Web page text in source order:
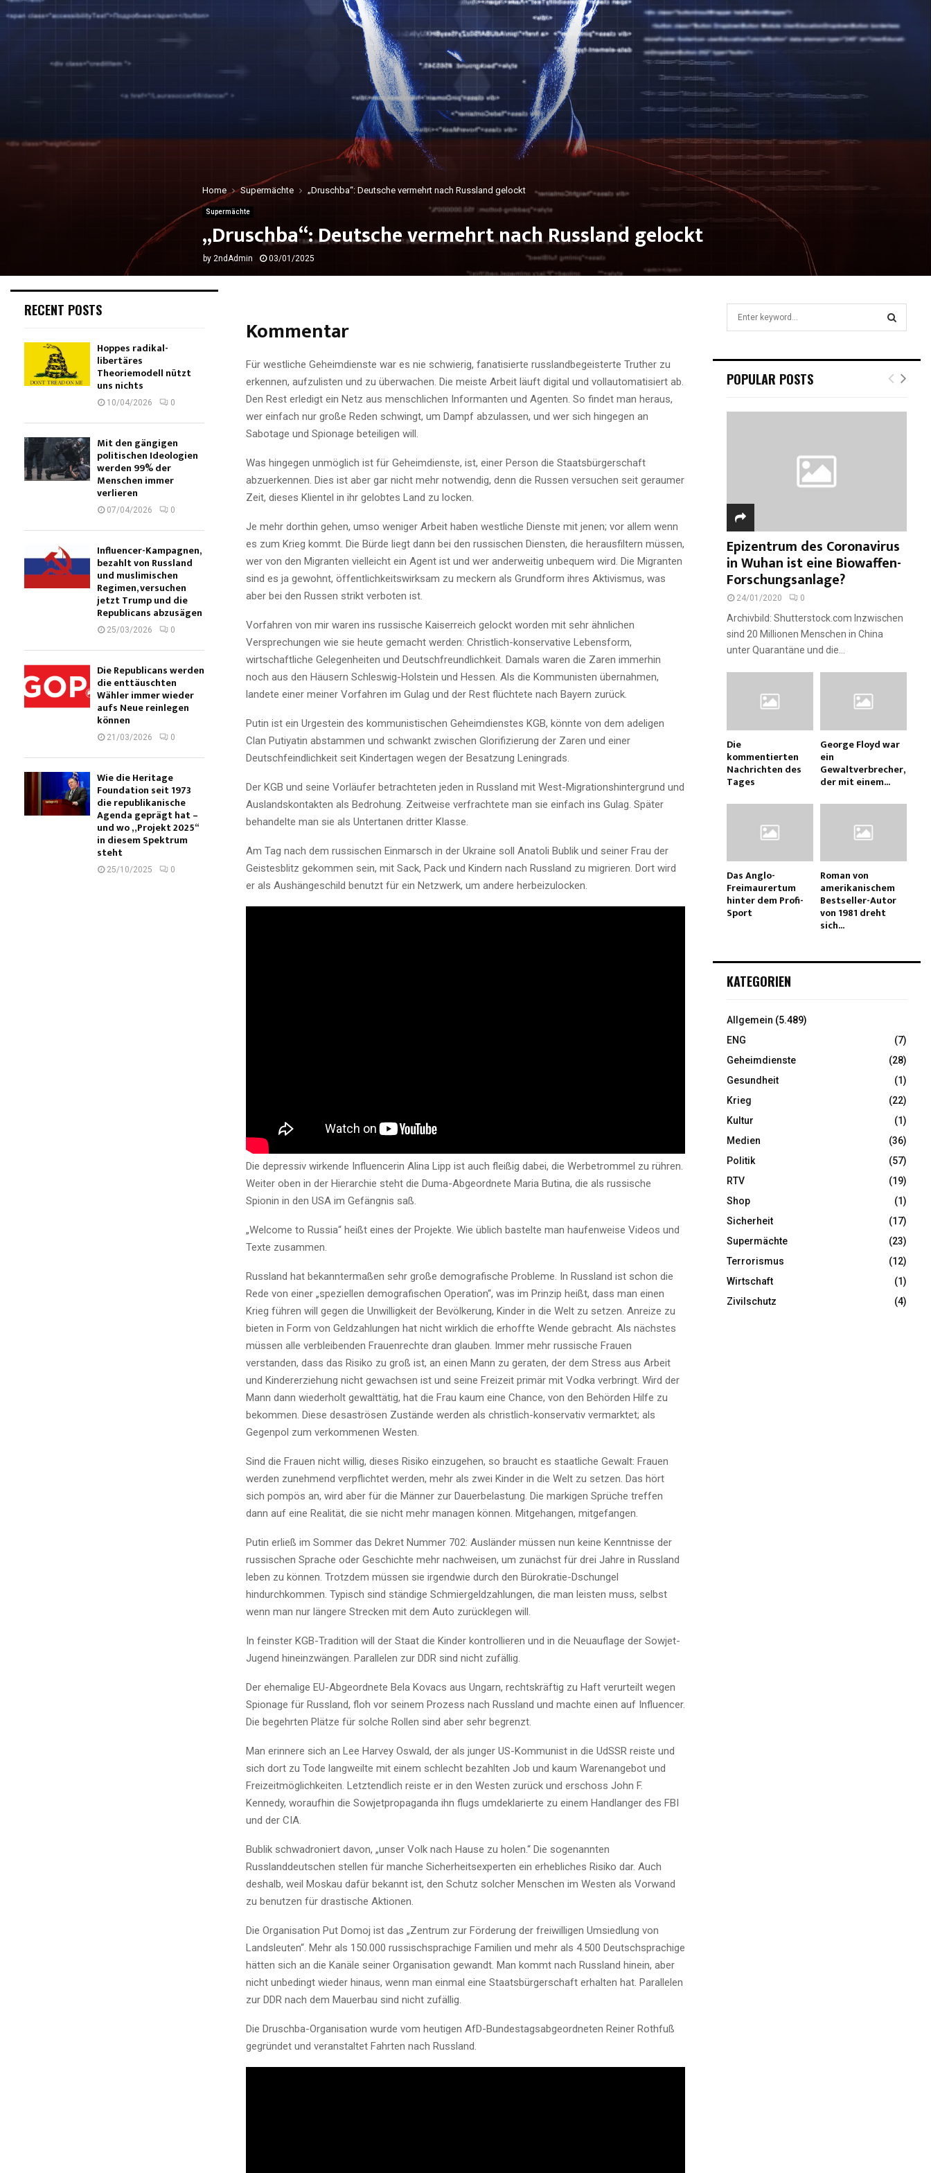
Home Supermächte „Druschba“: Deutsche vermehrt nach Russland gelockt
Supermächte
„Druschba“: Deutsche vermehrt nach Russland gelockt
by 2ndAdmin 03/01/2025
Kommentar
Für westliche Geheimdienste war es nie schwierig, fanatisierte russlandbegeisterte Truther zu
erkennen, aufzulisten und zu überwachen. Die meiste Arbeit läuft digital und vollautomatisiert ab.
Den Rest erledigt ein Netz aus menschlichen Informanten und Agenten. So findet man heraus,
wer einfach nur große Reden schwingt, um Dampf abzulassen, und wer sich hingegen an
Sabotage und Spionage beteiligen will.
Was hingegen unmöglich ist für Geheimdienste, ist, einer Person die Staatsbürgerschaft
abzuerkennen. Dies ist aber gar nicht mehr notwendig, denn die Russen versuchen seit geraumer
Zeit, dieses Klientel in ihr gelobtes Land zu locken.
Je mehr dorthin gehen, umso weniger Arbeit haben westliche Dienste mit jenen; vor allem wenn
es zum Krieg kommt. Die Bürde liegt dann bei den russischen Diensten, die herausfiltern müssen,
wer von den Migranten vielleicht ein Agent ist und wer anderweitig unbequem wird. Die Migranten
sind es ja gewohnt, öffentlichkeitswirksam zu meckern als Grundform ihres Aktivismus, was
aber bei den Russen strikt verboten ist.
Vorfahren von mir waren ins russische Kaiserreich gelockt worden mit sehr ähnlichen
Versprechungen wie sie heute gemacht werden: Christlich-konservative Lebensform,
wirtschaftliche Gelegenheiten und Deutschfreundlichkeit. Damals waren die Zaren immerhin
noch aus den Häusern Schleswig-Holstein und Hessen. Als die Kommunisten übernahmen,
landete einer meiner Vorfahren im Gulag und der Rest flüchtete nach Bayern zurück.
Putin ist ein Urgestein des kommunistischen Geheimdienstes KGB, könnte von dem adeligen
Clan Putiyatin abstammen und schwankt zwischen Glorifizierung der Zaren und einer
Deutschfeindlichkeit seit Kindertagen wegen der Besatzung Leningrads.
Der KGB und seine Vorläufer betrachteten jeden in Russland mit West-Migrationshintergrund und
Auslandskontakten als Bedrohung. Zeitweise verfrachtete man sie einfach ins Gulag. Später
behandelte man sie als Untertanen dritter Klasse.
Am Tag nach dem russischen Einmarsch in der Ukraine soll Anatoli Bublik und seiner Frau der
Geistesblitz gekommen sein, mit Sack, Pack und Kindern nach Russland zu migrieren. Dort wird
er als Aushängeschild benutzt für ein Netzwerk, um andere herbeizulocken.
Die depressiv wirkende Influencerin Alina Lipp ist auch fleißig dabei, die Werbetrommel zu rühren.
Weiter oben in der Hierarchie steht die Duma-Abgeordnete Maria Butina, die als russische
Spionin in den USA im Gefängnis saß.
„Welcome to Russia“ heißt eines der Projekte. Wie üblich bastelte man haufenweise Videos und
Texte zusammen.
Russland hat bekanntermaßen sehr große demografische Probleme. In Russland ist schon die
Rede von einer „speziellen demografischen Operation“, was im Prinzip heißt, dass man einen
Krieg führen will gegen die Unwilligkeit der Bevölkerung, Kinder in die Welt zu setzen. Anreize zu
bieten in Form von Geldzahlungen hat nicht wirklich die erhoffte Wende gebracht. Als nächstes
müssen alle verbleibenden Frauenrechte dran glauben. Immer mehr russische Frauen
verstanden, dass das Risiko zu groß ist, an einen Mann zu geraten, der dem Stress aus Arbeit
und Kindererziehung nicht gewachsen ist und seine Freizeit primär mit Vodka verbringt. Wird der
Mann dann wiederholt gewalttätig, hat die Frau kaum eine Chance, von den Behörden Hilfe zu
bekommen. Diese desaströsen Zustände werden als christlich-konservativ vermarktet; als
Gegenpol zum verkommenen Westen.
Sind die Frauen nicht willig, dieses Risiko einzugehen, so braucht es staatliche Gewalt: Frauen
werden zunehmend verpflichtet werden, mehr als zwei Kinder in die Welt zu setzen. Das hört
sich pompös an, wird aber für die Männer zur Dauerbelastung. Die markigen Sprüche treffen
dann auf eine Realität, die sie nicht mehr managen können. Mitgehangen, mitgefangen.
Putin erließ im Sommer das Dekret Nummer 702: Ausländer müssen nun keine Kenntnisse der
russischen Sprache oder Geschichte mehr nachweisen, um zunächst für drei Jahre in Russland
leben zu können. Trotzdem müssen sie irgendwie durch den Bürokratie-Dschungel
hindurchkommen. Typisch sind ständige Schmiergeldzahlungen, die man leisten muss, selbst
wenn man nur längere Strecken mit dem Auto zurücklegen will.
In feinster KGB-Tradition will der Staat die Kinder kontrollieren und in die Neuauflage der Sowjet-
Jugend hineinzwängen. Parallelen zur DDR sind nicht zufällig.
Der ehemalige EU-Abgeordnete Bela Kovacs aus Ungarn, rechtskräftig zu Haft verurteilt wegen
Spionage für Russland, floh vor seinem Prozess nach Russland und machte einen auf Influencer.
Die begehrten Plätze für solche Rollen sind aber sehr begrenzt.
Man erinnere sich an Lee Harvey Oswald, der als junger US-Kommunist in die UdSSR reiste und
sich dort zu Tode langweilte mit einem schlecht bezahlten Job und kaum Warenangebot und
Freizeitmöglichkeiten. Letztendlich reiste er in den Westen zurück und erschoss John F.
Kennedy, woraufhin die Sowjetpropaganda ihn flugs umdeklarierte zu einem Handlanger des FBI
und der CIA.
Bublik schwadroniert davon, „unser Volk nach Hause zu holen.“ Die sogenannten
Russlanddeutschen stellen für manche Sicherheitsexperten ein erhebliches Risiko dar. Auch
deshalb, weil Moskau dafür bekannt ist, den Schutz solcher Menschen im Westen als Vorwand
zu benutzen für drastische Aktionen.
Die Organisation Put Domoj ist das „Zentrum zur Förderung der freiwilligen Umsiedlung von
Landsleuten“. Mehr als 150.000 russischsprachige Familien und mehr als 4.500 Deutschsprachige
hätten sich an die Kanäle seiner Organisation gewandt. Man kommt nach Russland hinein, aber
nicht unbedingt wieder hinaus, wenn man einmal eine Staatsbürgerschaft erhalten hat. Parallelen
zur DDR nach dem Mauerbau sind nicht zufällig.
Die Druschba-Organisation wurde vom heutigen AfD-Bundestagsabgeordneten Reiner Rothfuß
gegründet und veranstaltet Fahrten nach Russland.
RECENT POSTS
Hoppes radikal-
libertäres
Theoriemodell nützt
uns nichts
10/04/2026 0
Mit den gängigen
politischen Ideologien
werden 99% der
Menschen immer
verlieren
07/04/2026 0
Influencer-Kampagnen,
bezahlt von Russland
und muslimischen
Regimen, versuchen
jetzt Trump und die
Republicans abzusägen
25/03/2026 0
Die Republicans werden
die enttäuschten
Wähler immer wieder
aufs Neue reinlegen
können
21/03/2026 0
Wie die Heritage
Foundation seit 1973
die republikanische
Agenda geprägt hat –
und wo „Projekt 2025“
in diesem Spektrum
steht
25/10/2025 0
h
o
E
POPULAR POSTS
Epizentrum des Coronavirus
in Wuhan ist eine Biowaffen-
Forschungsanlage?
24/01/2020 0
Archivbild: Shutterstock.com Inzwischen
sind 20 Millionen Menschen in China
unter Quarantäne und die...
Die
kommentierten
Nachrichten des
Tages
George Floyd war
ein
Gewaltverbrecher,
der mit einem...
Das Anglo-
Freimaurertum
hinter dem Profi-
Sport
Roman von
amerikanischem
Bestseller-Autor
von 1981 dreht
sich...
KATEGORIEN
Allgemein (5.489)
ENG
(7)
Geheimdienste
(28)
Gesundheit
(1)
Krieg
(22)
Kultur
(1)
Medien
(36)
Politik
(57)
RTV
(19)
Shop
(1)
Sicherheit
(17)
Supermächte
(23)
Terrorismus
(12)
Wirtschaft
(1)
Zivilschutz
(4)